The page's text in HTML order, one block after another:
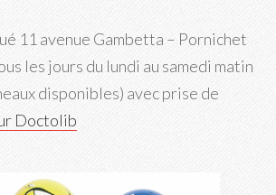
11 avenue Gambetta – Pornichet
les jours du lundi au samedi matin
disponibles) avec prise de
Doctolib